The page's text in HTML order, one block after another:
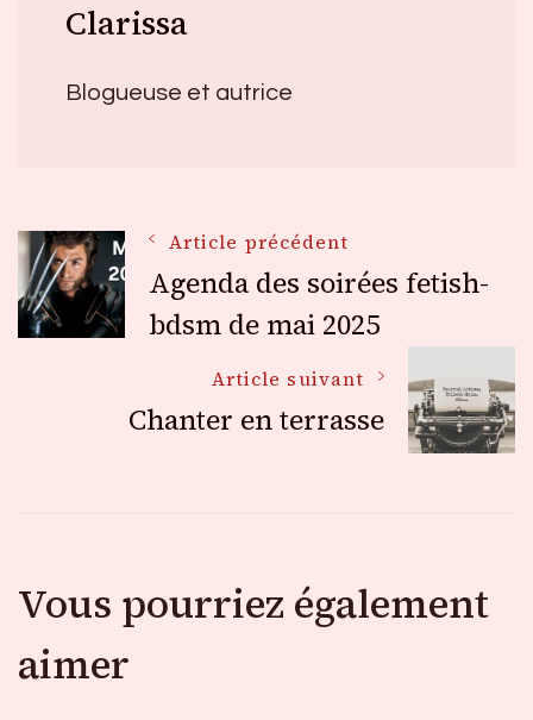
Clarissa
Blogueuse et autrice
Navigation
des
articles
Article précédent
Agenda des soirées fetish-
bdsm de mai 2025
Article suivant
Chanter en terrasse
Vous pourriez également
aimer